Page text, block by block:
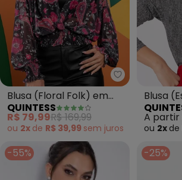
Quintess -
Blusa (Floral Folk) em
Tule
QUINTESS
R$ 79,99R$ 169,99
ou 2x de R$ 39,99 sem juros
Blusa
em
A partir
ou 2x de
-55% -25%